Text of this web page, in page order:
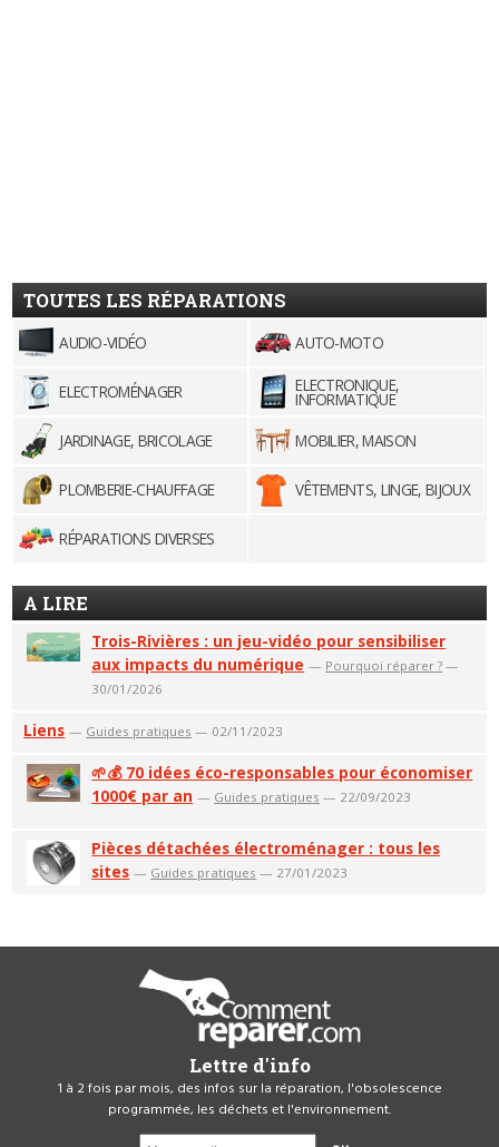
TOUTES LES RÉPARATIONS
AUDIO-VIDÉO AUTO-MOTO
ELECTROMÉNAGER ELECTRONIQUE,
INFORMATIQUE
JARDINAGE, BRICOLAGE
MOBILIER, MAISON
PLOMBERIE-CHAUFFAGE VÊTEMENTS, LINGE, BIJOUX
RÉPARATIONS DIVERSES
A LIRE
Trois-Rivières : un jeu-vidéo pour sensibiliser
aux impacts du numérique — Pourquoi réparer ? —
30/01/2026
Liens — Guides pratiques — 02/11/2023
🌱💰 70 idées éco-responsables pour économiser
1000€ par an — Guides pratiques — 22/09/2023
Pièces détachées électroménager : tous les
sites — Guides pratiques — 27/01/2023
Lettre d'info
1 à 2 fois par mois, des infos sur la réparation, l'obsolescence
programmée, les déchets et l'environnement.